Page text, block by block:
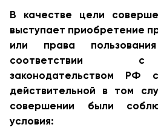
В качестве цели
выступает приобретение
или права
соответствии с
законодательством РФ
действительной в том
совершении были
условия: